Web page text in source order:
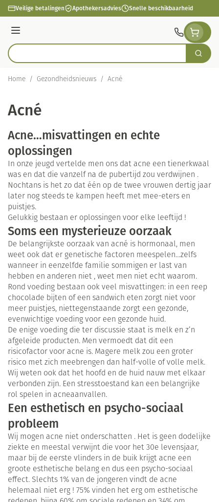
Ga naar de inhoud
Veilige betalingen Apothekersadvies Snelle beschikbaarheid
Menu
Product, merk, categorie... Zoek
Home / Gezondheidsnieuws / Acné
Acné
Acne…misvattingen en echte
oplossingen
In onze jeugd vertelde men ons dat acne een tienerkwaal
was en dat die vanzelf na de pubertijd zou verdwijnen .
Nochtans is het zo dat één op de twee vrouwen dertig jaar
later nog steeds te kampen heeft met mee-eters en
puistjes.
Gelukkig bestaan er oplossingen voor elke leeftijd !
Soms een mysterieuze oorzaak
De belangrijkste oorzaak van acné is hormonaal, men
weet ook dat er genetische factoren meespelen…zelfs
wanneer in eenzelfde familie sommigen er last van
hebben en anderen niet , weet men niet echt waarom.
Rond voeding bestaan ook veel misvattingen: in een reep
chocolade bijten of een sandwich eten zorgt niet voor
meer puistjes, niettegenstaande zorgt een gezonde,
evenwichtige voeding voor een gezonde huid.
De enige voeding die ter discussie staat is melk en z’n
afgeleide producten. Men vermoedt dat dit een
risicofactor voor acne is. Magere melk zou een groter
risico met zich meebrengen dan half-volle of volle melk.
Wij weten ook dat het hoofd en de huid nauw met elkaar
verbonden zijn. Een stresstoestand kan een belangrijke
rol spelen in acneaanvallen.
Een esthetisch en psycho-sociaal
probleem
Wij mogen acne niet onderschatten . Het is geen dodelijke
ziekte en meestal verwijnt die voor het 30e levensjaar,
maar bij de eerste vlinders in de buik krijgt acne een
groote esthetische belang en dus een psycho-sociaal
effect. Slechts 1% van de jongeren vindt de acne
helemaal niet erg ! 75% vinden het erg om esthetische